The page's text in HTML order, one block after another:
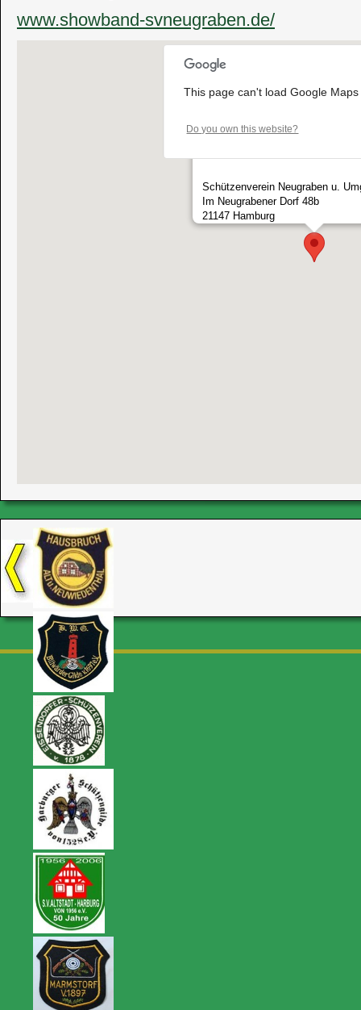
www.showband-svneugraben.de/
Schützenverein Neugraben u.
Im Neugrabener Dorf 48b
21147 Hamburg
This page can't load Google
Do you own this website?